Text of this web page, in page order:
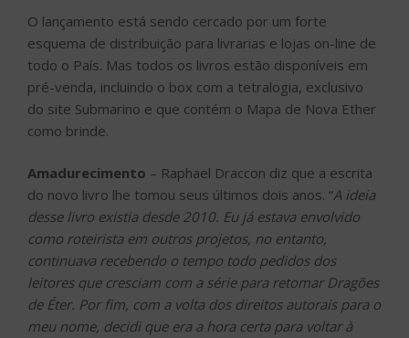
O lançamento está sendo cercado por um forte
esquema de distribuição para livrarias e lojas on-line de
todo o País. Mas todos os livros estão disponíveis em
pré-venda, incluindo o box com a tetralogia, exclusivo
do site Submarino e que contém o Mapa de Nova Ether
como brinde.
Amadurecimento – Raphael Draccon diz que a escrita
do novo livro lhe tomou seus últimos dois anos. “A ideia
desse livro existia desde 2010. Eu já estava envolvido
como roteirista em outros projetos, no entanto,
continuava recebendo o tempo todo pedidos dos
leitores que cresciam com a série para retomar Dragões
de Éter. Por fim, com a volta dos direitos autorais para o
meu nome, decidi que era a hora certa para voltar à